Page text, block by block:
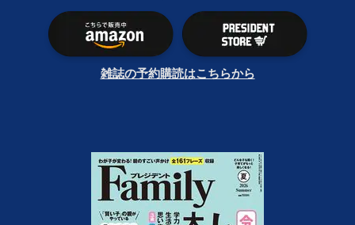
雑誌の予約購読はこちらから